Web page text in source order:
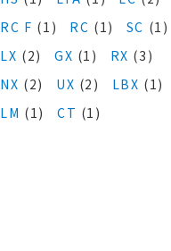
RC F (1) RC (1) SC (1)
LX (2) GX (1) RX (3)
NX (2) UX (2) LBX (1)
LM (1) CT (1)